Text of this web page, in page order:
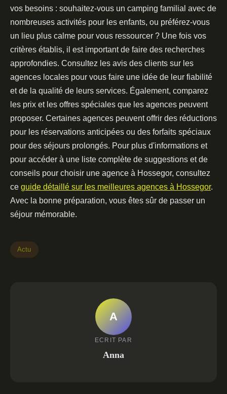
vos besoins : souhaitez-vous un camping familial avec de
nombreuses activités pour les enfants, ou préférez-vous
un lieu plus calme pour vous ressourcer ? Une fois vos
critères établis, il est important de faire des recherches
approfondies. Consultez les avis des clients sur les
agences locales pour vous faire une idée de leur fiabilité
et de la qualité de leurs services. Également, comparez
les prix et les offres spéciales que les agences peuvent
proposer. Certaines agences peuvent offrir des réductions
pour les réservations anticipées ou des forfaits spéciaux
pour des séjours prolongés. Pour plus d'informations et
pour accéder à une liste complète de suggestions et de
conseils pour choisir une agence à Hossegor, consultez
ce guide détaillé sur les meilleures agences à Hossegor.
Avec la bonne préparation, vous êtes sûr de passer un
séjour mémorable.
Actu
A
ECRIT PAR
Anna